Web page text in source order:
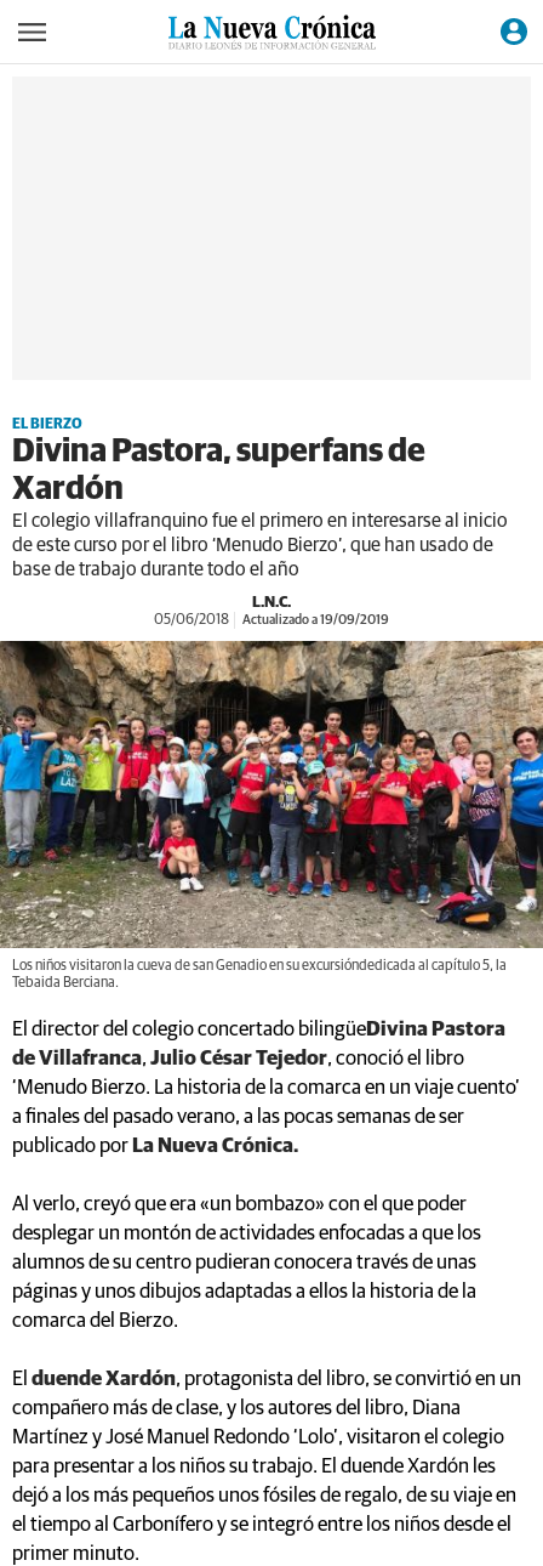
EL BIERZO
Divina Pastora, superfans de
Xardón
El colegio villafranquino fue el primero en interesarse al inicio
de este curso por el libro ‘Menudo Bierzo’, que han usado de
base de trabajo durante todo el año
L.N.C.
05/06/2018 Actualizado a 19/09/2019
Los niños visitaron la cueva de san Genadio en su excursióndedicada al capítulo 5, la
Tebaida Berciana.
El director del colegio concertado bilingüe Divina Pastora
de Villafranca, Julio César Tejedor, conoció el libro
‘Menudo Bierzo. La historia de la comarca en un viaje cuento’
a finales del pasado verano, a las pocas semanas de ser
publicado por La Nueva Crónica.
Al verlo, creyó que era «un bombazo» con el que poder
desplegar un montón de actividades enfocadas a que los
alumnos de su centro pudieran conocera través de unas
páginas y unos dibujos adaptadas a ellos la historia de la
comarca del Bierzo.
El duende Xardón, protagonista del libro, se convirtió en un
compañero más de clase, y los autores del libro, Diana
Martínez y José Manuel Redondo ‘Lolo’, visitaron el colegio
para presentar a los niños su trabajo. El duende Xardón les
dejó a los más pequeños unos fósiles de regalo, de su viaje en
el tiempo al Carbonífero y se integró entre los niños desde el
primer minuto.